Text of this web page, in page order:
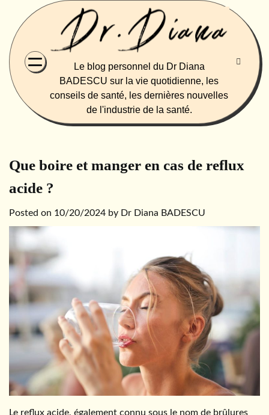
content
Le blog personnel du Dr Diana
BADESCU sur la vie quotidienne, les
conseils de santé, les dernières nouvelles
de l'industrie de la santé.
Que boire et manger en cas de reflux
acide ?
Posted on 10/20/2024 by Dr Diana BADESCU
Le reflux acide, également connu sous le nom de brûlures